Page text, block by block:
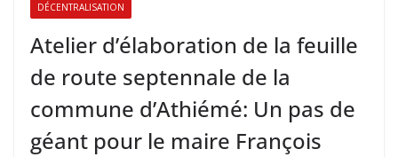
DÉCENTRALISATION
Atelier d’élaboration de la feuille
de route septennale de la
commune d’Athiémé: Un pas de
géant pour le maire François